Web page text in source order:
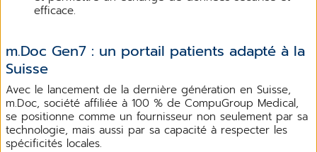
efficace.
m.Doc Gen7 : un portail patients adapté à la
Suisse
Avec le lancement de la dernière génération en Suisse,
m.Doc, société affiliée à 100 % de CompuGroup Medical,
se positionne comme un fournisseur non seulement par sa
technologie, mais aussi par sa capacité à respecter les
spécificités locales.